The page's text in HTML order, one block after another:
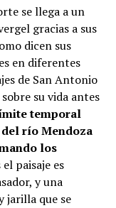
se llega a un
gracias a sus
dicen sus
en diferentes
de San Antonio
su vida antes
temporal
río Mendoza
los
paisaje es
y una
jarilla que se